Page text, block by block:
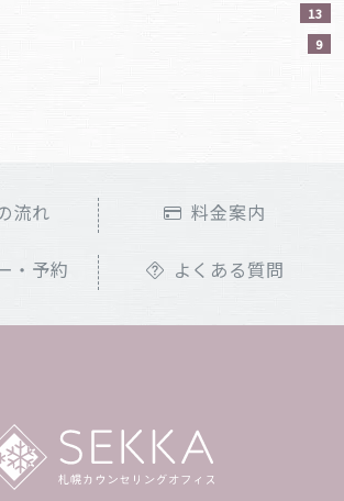
13
9
流れ 料金案内
・予約 よくある質問